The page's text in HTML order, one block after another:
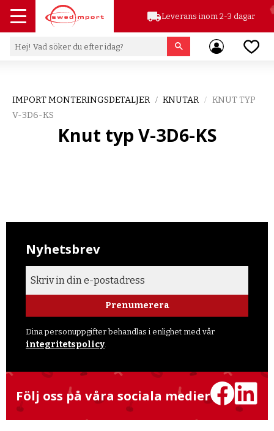
Meny
local_shippingLeverans inom 2-3 dagar
IMPORT MONTERINGSDETALJER KNUTAR
KNUT TYP
V-3D6-KS
Knut typ V-3D6-KS
Nyhetsbrev
Prenumerera
Dina personuppgifter behandlas i enlighet med vår
integritetspolicy
Följ oss på våra sociala medier